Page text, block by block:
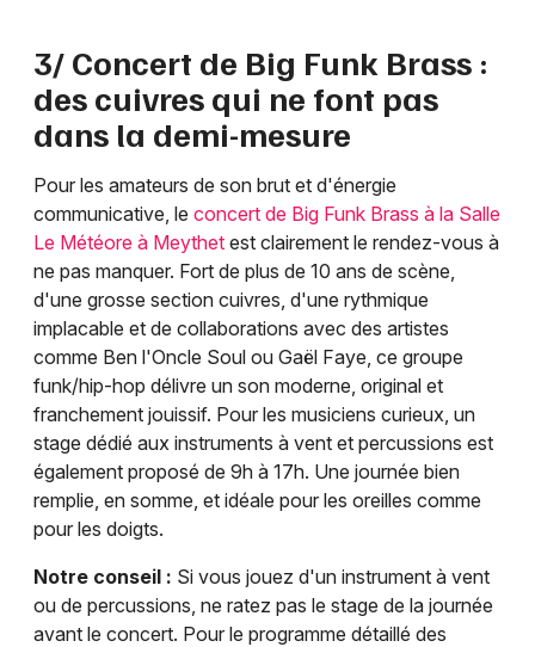
3/ Concert de Big Funk Brass :
des cuivres qui ne font pas
dans la demi-mesure
Pour les amateurs de son brut et d'énergie
communicative, le concert de Big Funk Brass à la Salle
Le Météore à Meythet est clairement le rendez-vous à
ne pas manquer. Fort de plus de 10 ans de scène,
d'une grosse section cuivres, d'une rythmique
implacable et de collaborations avec des artistes
comme Ben l'Oncle Soul ou Gaël Faye, ce groupe
funk/hip-hop délivre un son moderne, original et
franchement jouissif. Pour les musiciens curieux, un
stage dédié aux instruments à vent et percussions est
également proposé de 9h à 17h. Une journée bien
remplie, en somme, et idéale pour les oreilles comme
pour les doigts.
Notre conseil : Si vous jouez d'un instrument à vent
ou de percussions, ne ratez pas le stage de la journée
avant le concert. Pour le programme détaillé des